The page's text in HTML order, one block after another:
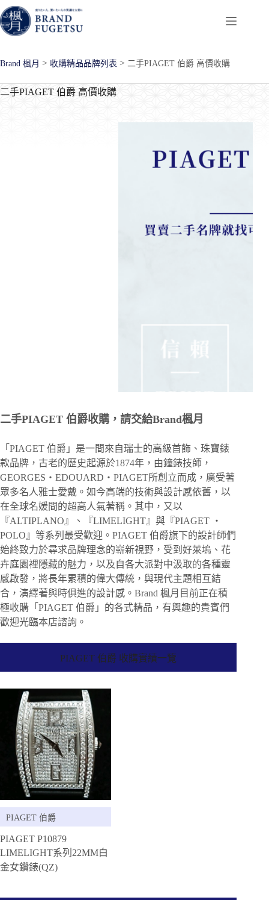
跳
至
主
內
Brand 楓月 > 收購精品品牌列表 > 二手PIAGET 伯爵 高價收購
二手PIAGET 伯爵 高價收購
二手PIAGET 伯爵收購，請交給Brand楓月
「PIAGET 伯爵」是一間來自瑞士的高級首飾、珠寶錶
款品牌，古老的歷史起源於1874年，由鐘錶技師，
GEORGES・EDOUARD・PIAGET所創立而成，廣受著
眾多名人雅士愛戴。如今高端的技術與設計感依舊，以
在全球名媛間的超高人氣著稱。其中，又以
『ALTIPLANO』、『LIMELIGHT』與『PIAGET ・
POLO』等系列最受歡迎。PIAGET 伯爵旗下的設計師們
始終致力於尋求品牌理念的嶄新視野，受到好萊塢、花
卉庭園裡隱藏的魅力，以及自各大派對中汲取的各種靈
感啟發，將長年累積的偉大傳統，與現代主題相互結
合，演繹著與時俱進的設計感。Brand 楓月目前正在積
極收購「PIAGET 伯爵」的各式精品，有興趣的貴賓們
歡迎光臨本店諮詢。
PIAGET 伯爵 收購實績一覽
PIAGET 伯爵
PIAGET P10879
LIMELIGHT系列22MM白
金女鑽錶(QZ)